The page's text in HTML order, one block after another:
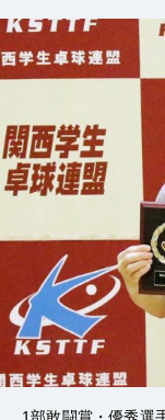
1部敢闘賞・優秀選